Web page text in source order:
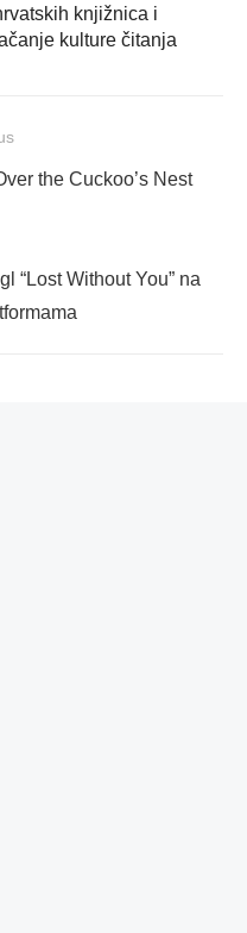
knjižnica i
kulture čitanja
the Cuckoo’s Nest
“Lost Without You” na